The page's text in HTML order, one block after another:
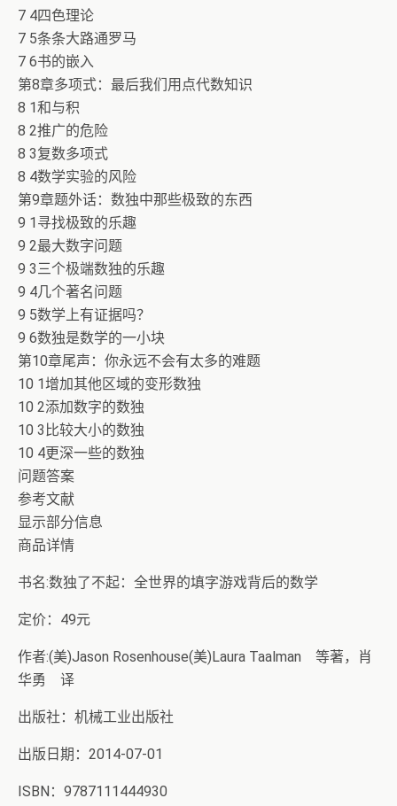
7 4四色理论
7 5条条大路通罗马
7 6书的嵌入
第8章多项式：最后我们用点代数知识
8 1和与积
8 2推广的危险
8 3复数多项式
8 4数学实验的风险
第9章题外话：数独中那些极致的东西
9 1寻找极致的乐趣
9 2最大数字问题
9 3三个极端数独的乐趣
9 4几个著名问题
9 5数学上有证据吗？
9 6数独是数学的一小块
第10章尾声：你永远不会有太多的难题
10 1增加其他区域的变形数独
10 2添加数字的数独
10 3比较大小的数独
10 4更深一些的数独
问题答案
参考文献
显示部分信息
商品详情
书名:数独了不起：全世界的填字游戏背后的数学
定价：49元
作者:(美)Jason Rosenhouse(美)Laura Taalman 等著，肖
华勇 译
出版社：机械工业出版社
出版日期：2014-07-01
ISBN：9787111444930